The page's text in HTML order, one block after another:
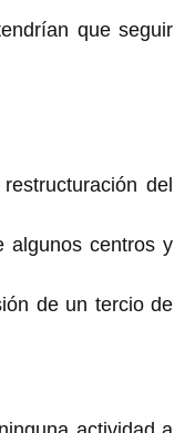
que seguir
del
algunos centros y
de un tercio de